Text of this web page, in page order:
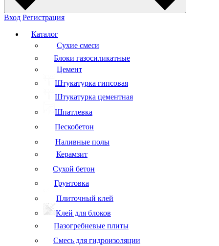
Вход Регистрация
Каталог
Сухие смеси
Блоки газосиликатные
Цемент
Штукатурка гипсовая
Штукатурка цементная
Шпатлевка
Пескобетон
Наливные полы
Керамзит
Сухой бетон
Грунтовка
Плиточный клей
Клей для блоков
Пазогребневые плиты
Смесь для гидроизоляции